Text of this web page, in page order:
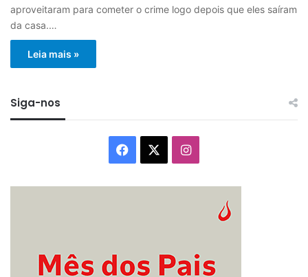
aproveitaram para cometer o crime logo depois que eles saíram
da casa.…
Leia mais »
Siga-nos
Facebook Instagram